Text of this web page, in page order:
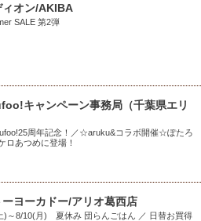
ィオン/AKIBA
SALE 第2弾
キャンペーン事務局（千葉県エリ
周年記念！／☆aruku&コラボ開催☆ぽたろ
ロあつめに登場！
ーヨーカドー/アリオ葛西店
)～8/10(月) 夏休み 団らんごはん ／ 日替お買得